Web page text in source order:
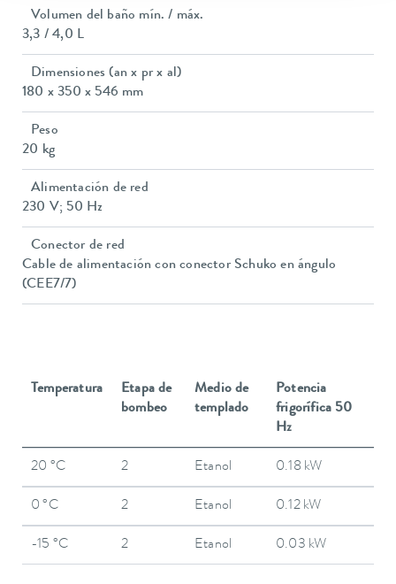
Volumen del baño mín. / máx.
3,3 / 4,0 L
Dimensiones (an x pr x al)
180 x 350 x 546 mm
Peso
20 kg
Alimentación de red
230 V; 50 Hz
Conector de red
Cable de alimentación con conector Schuko en ángulo
(CEE7/7)
Temperatura
Etapa de
bombeo
Medio de
templado
Potencia
frigorífica 50
Hz
20 °C 2 Etanol 0.18 kW
0 °C 2 Etanol 0.12 kW
-15 °C 2 Etanol 0.03 kW